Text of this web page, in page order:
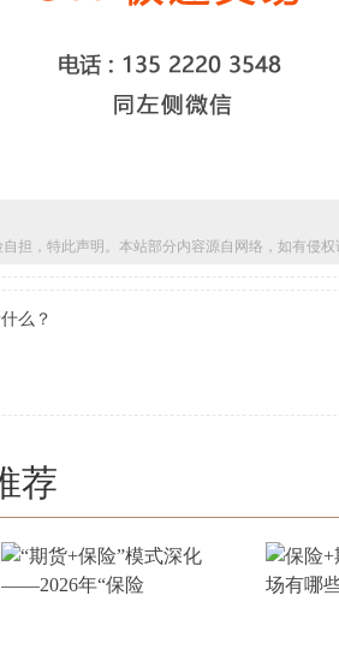
担，特此声明。本站部分内容源自网络，如有侵权
么？
荐